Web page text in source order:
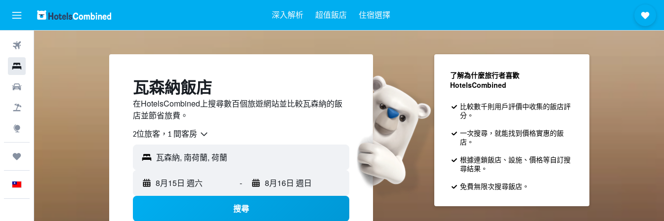
深入解析 超值飯店 住宿選擇
瓦森納飯店
在HotelsCombined上搜尋數百個旅遊網站並比較瓦森納的飯
店並節省旅費。
2位旅客，1 間客房
8月15日 週六 - 8月16日 週日
搜尋
了解為什麼旅行者喜歡
HotelsCombined
比較數千則用戶評價中收集的飯店評
分。
一次搜尋，就能找到價格實惠的飯
店。
根據連鎖飯店、設施、價格等自訂搜
尋結果。
免費無限次搜尋飯店。